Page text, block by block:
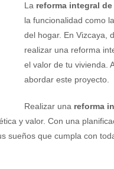
La reforma integral
la funcionalidad como
del hogar. En Vizcaya,
realizar una reforma
el valor de tu vivienda.
abordar este proyecto.
Realizar una reforma
y valor. Con una
sueños que cumpla con